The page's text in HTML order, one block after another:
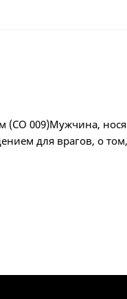
009)Мужчина,
для врагов, о